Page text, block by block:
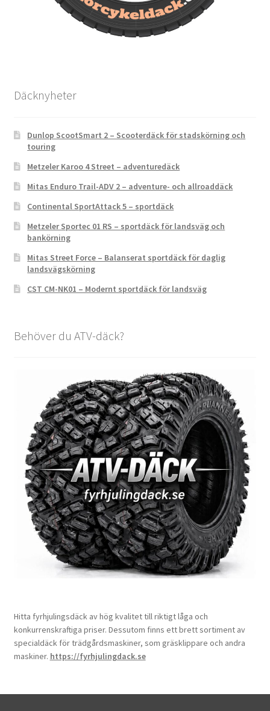
Däcknyheter
Dunlop ScootSmart 2 – Scooterdäck för stadskörning och
touring
Metzeler Karoo 4 Street – adventuredäck
Mitas Enduro Trail-ADV 2 – adventure- och allroaddäck
Continental SportAttack 5 – sportdäck
Metzeler Sportec 01 RS – sportdäck för landsväg och
bankörning
Mitas Street Force – Balanserat sportdäck för daglig
landsvägskörning
CST CM-NK01 – Modernt sportdäck för landsväg
Behöver du ATV-däck?
Hitta fyrhjulingsdäck av hög kvalitet till riktigt låga och
konkurrenskraftiga priser. Dessutom finns ett brett sortiment av
specialdäck för trädgårdsmaskiner, som gräsklippare och andra
maskiner. https://fyrhjulingdack.se